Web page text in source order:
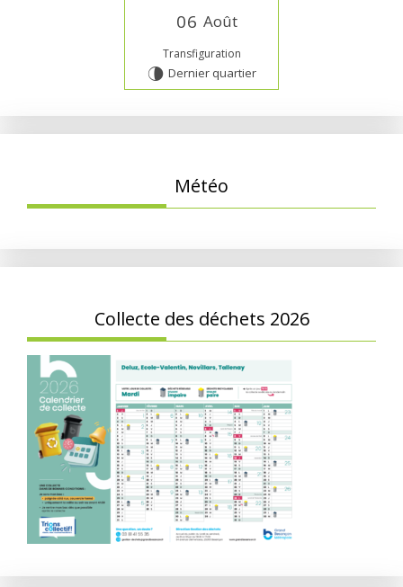
06 Août
Transfiguration
U Dernier quartier
Météo
Collecte des déchets 2026